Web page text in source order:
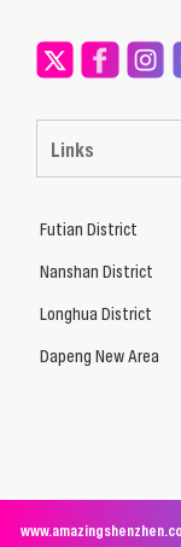
Links
Futian District
Nanshan District
Longhua District
Dapeng New Area